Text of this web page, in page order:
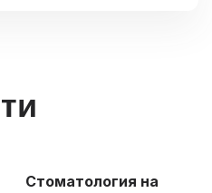
Стоматология на